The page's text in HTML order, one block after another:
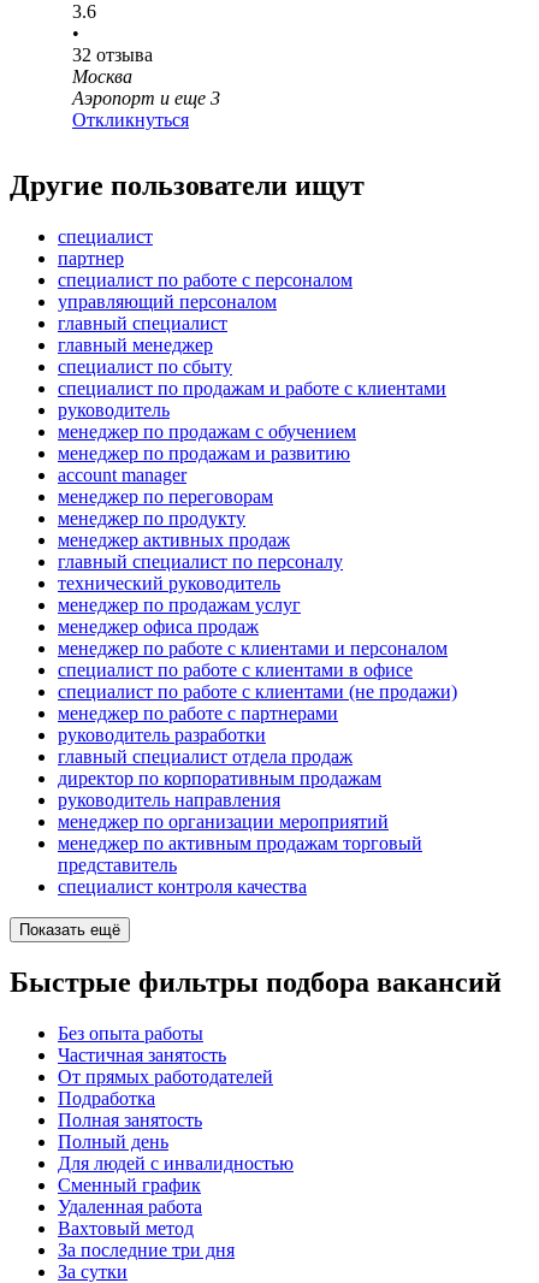
3.6
•
32 отзыва
Москва
Аэропорт и еще 3
Откликнуться
Другие пользователи ищут
специалист
партнер
специалист по работе с персоналом
управляющий персоналом
главный специалист
главный менеджер
специалист по сбыту
специалист по продажам и работе с клиентами
руководитель
менеджер по продажам с обучением
менеджер по продажам и развитию
account manager
менеджер по переговорам
менеджер по продукту
менеджер активных продаж
главный специалист по персоналу
технический руководитель
менеджер по продажам услуг
менеджер офиса продаж
менеджер по работе с клиентами и персоналом
специалист по работе с клиентами в офисе
специалист по работе с клиентами (не продажи)
менеджер по работе с партнерами
руководитель разработки
главный специалист отдела продаж
директор по корпоративным продажам
руководитель направления
менеджер по организации мероприятий
менеджер по активным продажам торговый
представитель
специалист контроля качества
Показать ещё
Быстрые фильтры подбора вакансий
Без опыта работы
Частичная занятость
От прямых работодателей
Подработка
Полная занятость
Полный день
Для людей с инвалидностью
Сменный график
Удаленная работа
Вахтовый метод
За последние три дня
За сутки